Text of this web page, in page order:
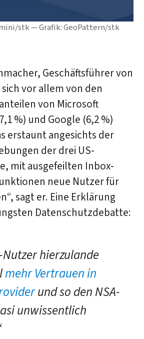
stk — Grafik: GeoPattern/stk
Geschäftsführer von
vor allem von den
von Microsoft
%) und Google (6,2 %)
erstaunt angesichts der
der drei US-
mit ausgefeilten Inbox-
neue Nutzer für
sagt er. Eine Erklärung
Datenschutzdebatte:
Nutzer hierzulande
mehr Vertrauen in
und so den NSA-
unwissentlich